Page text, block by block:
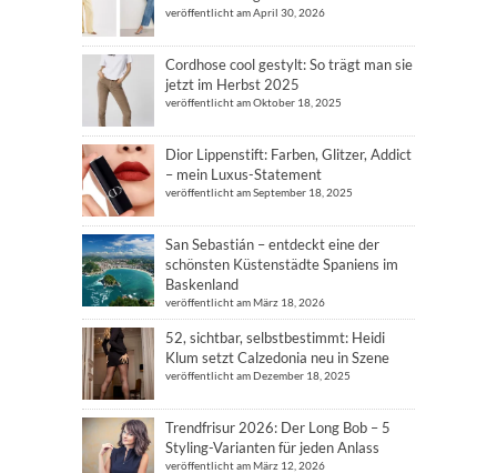
veröffentlicht am April 30, 2026
Cordhose cool gestylt: So trägt man sie
jetzt im Herbst 2025
veröffentlicht am Oktober 18, 2025
Dior Lippenstift: Farben, Glitzer, Addict
– mein Luxus-Statement
veröffentlicht am September 18, 2025
San Sebastián – entdeckt eine der
schönsten Küstenstädte Spaniens im
Baskenland
veröffentlicht am März 18, 2026
52, sichtbar, selbstbestimmt: Heidi
Klum setzt Calzedonia neu in Szene
veröffentlicht am Dezember 18, 2025
Trendfrisur 2026: Der Long Bob – 5
Styling-Varianten für jeden Anlass
veröffentlicht am März 12, 2026